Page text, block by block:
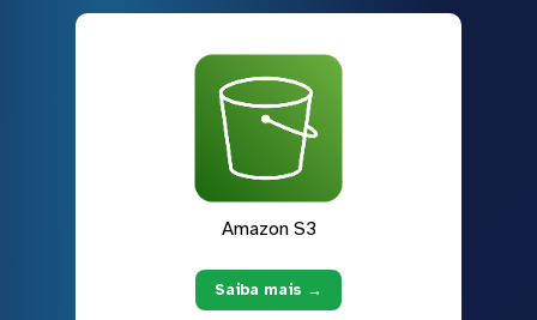
Amazon S3
Saiba mais →